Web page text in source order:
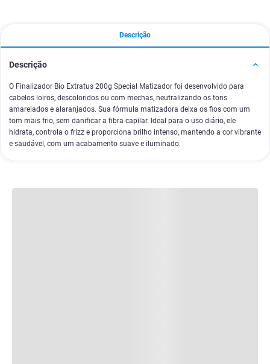
Descrição
Descrição
O Finalizador Bio Extratus 200g Special Matizador foi desenvolvido para
cabelos loiros, descoloridos ou com mechas, neutralizando os tons
amarelados e alaranjados. Sua fórmula matizadora deixa os fios com um
tom mais frio, sem danificar a fibra capilar. Ideal para o uso diário, ele
hidrata, controla o frizz e proporciona brilho intenso, mantendo a cor vibrante
e saudável, com um acabamento suave e iluminado.